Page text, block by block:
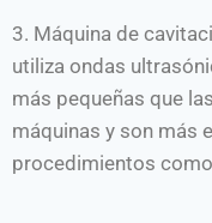
3. Máquina de
utiliza ondas
más pequeñas que
máquinas y son más
procedimientos